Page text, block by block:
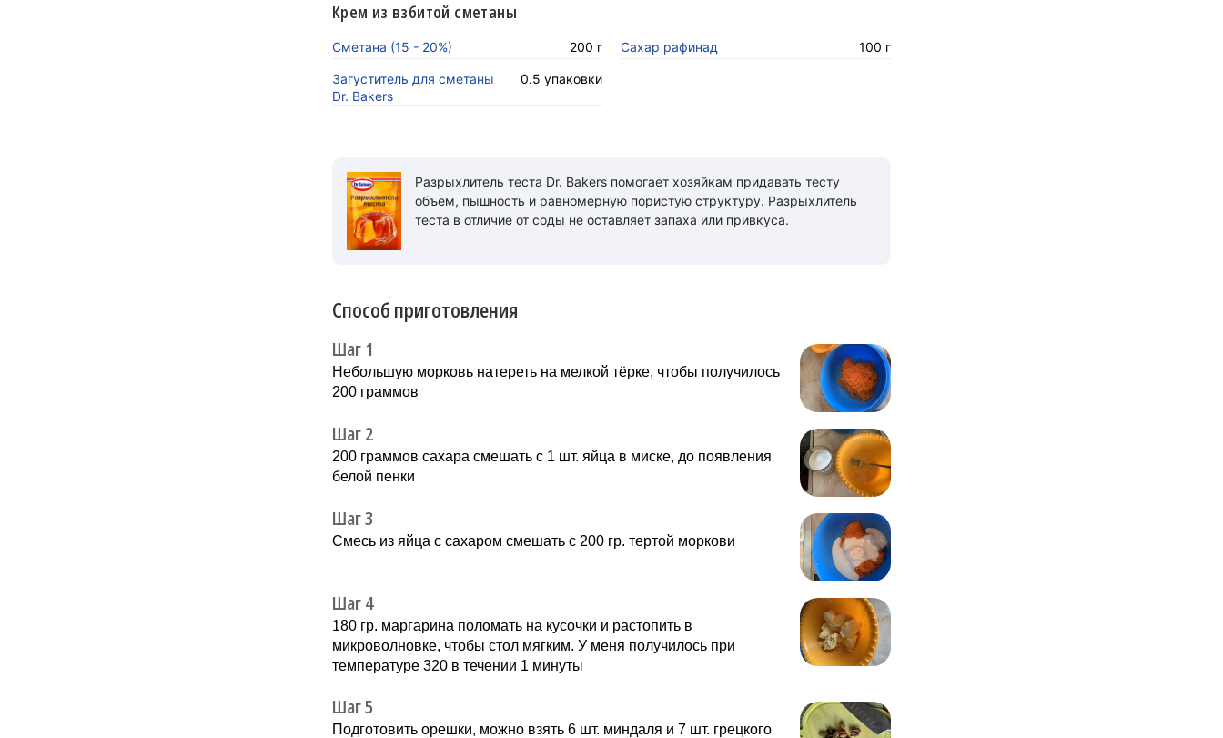
Крем из взбитой сметаны
Сметана (15 - 20%) 200 г Сахар рафинад 100 г
Загуститель для сметаны
Dr. Bakers
0.5 упаковки
Разрыхлитель теста Dr. Bakers помогает хозяйкам придавать тесту
объем, пышность и равномерную пористую структуру. Разрыхлитель
теста в отличие от соды не оставляет запаха или привкуса.
Способ приготовления
Шаг 1
Небольшую морковь натереть на мелкой тёрке, чтобы получилось
200 граммов
Шаг 2
200 граммов сахара смешать с 1 шт. яйца в миске, до появления
белой пенки
Шаг 3
Смесь из яйца с сахаром смешать с 200 гр. тертой моркови
Шаг 4
180 гр. маргарина поломать на кусочки и растопить в
микроволновке, чтобы стол мягким. У меня получилось при
температуре 320 в течении 1 минуты
Шаг 5
Подготовить орешки, можно взять 6 шт. миндаля и 7 шт. грецкого